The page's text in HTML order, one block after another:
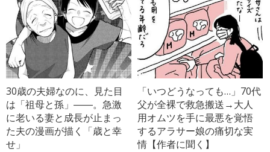
30歳の夫婦なのに、見た目
は「祖母と孫」――。急激
に老いる妻と成長が止まっ
た夫の漫画が描く「歳と幸
せ」
「いつどうなっても…」70代
父が全裸で救急搬送→大人
用オムツを手に最悪を覚悟
するアラサー娘の痛切な実
情【作者に聞く】